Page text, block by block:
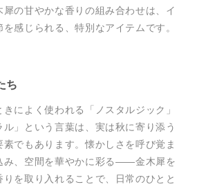
犀の甘やかな香りの組み合わせは、イ
感じられる、特別なアイテムです。
ち
によく使われる「ノスタルジック」
ル」という言葉は、実は秋に寄り添う
でもあります。懐かしさを呼び覚ま
み、空間を華やかに彩る――金木犀を
を取り入れることで、日常のひとと